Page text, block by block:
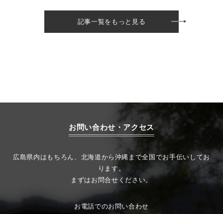
記事一覧をもっと見る
お問い合わせ・アクセス
広島県内はもちろん、北海道から沖縄まで全国でお手伝いしてお
ります。
まずはお問合せください。
お電話でのお問い合わせ